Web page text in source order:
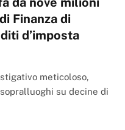
Finanza di
d’imposta
meticoloso,
su decine di